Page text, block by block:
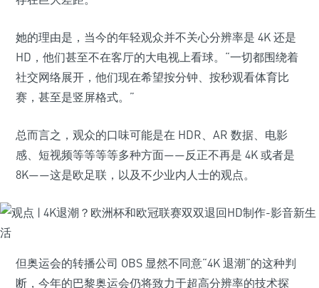
她的理由是，当今的年轻观众并不关心分辨率是 4K 还是
HD，他们甚至不在客厅的大电视上看球。“一切都围绕着
社交网络展开，他们现在希望按分钟、按秒观看体育比
赛，甚至是竖屏格式。”
总而言之，观众的口味可能是在 HDR、AR 数据、电影
感、短视频等等等等多种方面——反正不再是 4K 或者是
8K——这是欧足联，以及不少业内人士的观点。
但奥运会的转播公司 OBS 显然不同意“4K 退潮”的这种判
断，今年的巴黎奥运会仍将致力于超高分辨率的技术探